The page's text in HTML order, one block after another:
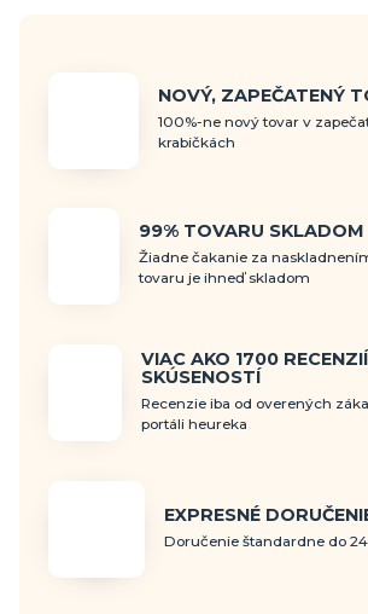
NOVÝ, ZAPEČATENÝ
100%-ne nový tovar v
krabičkách
99% TOVARU SKLADOM
Žiadne čakanie za
tovaru je ihneď skladom
VIAC AKO 1700
SKÚSENOSTÍ
Recenzie iba od overených
portáli heureka
EXPRESNÉ
Doručenie štandardne do